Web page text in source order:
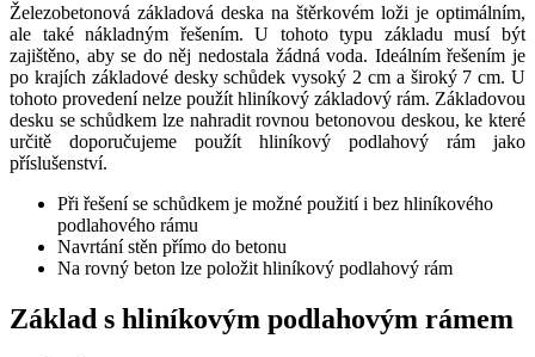
Železobetonová základová deska na štěrkovém loži je optimálním,
ale také nákladným řešením. U tohoto typu základu musí být
zajištěno, aby se do něj nedostala žádná voda. Ideálním řešením je
po krajích základové desky schůdek vysoký 2 cm a široký 7 cm. U
tohoto provedení nelze použít hliníkový základový rám. Základovou
desku se schůdkem lze nahradit rovnou betonovou deskou, ke které
určitě doporučujeme použít hliníkový podlahový rám jako
příslušenství.
Při řešení se schůdkem je možné použití i bez hliníkového
podlahového rámu
Navrtání stěn přímo do betonu
Na rovný beton lze položit hliníkový podlahový rám
Základ s hliníkovým podlahovým rámem